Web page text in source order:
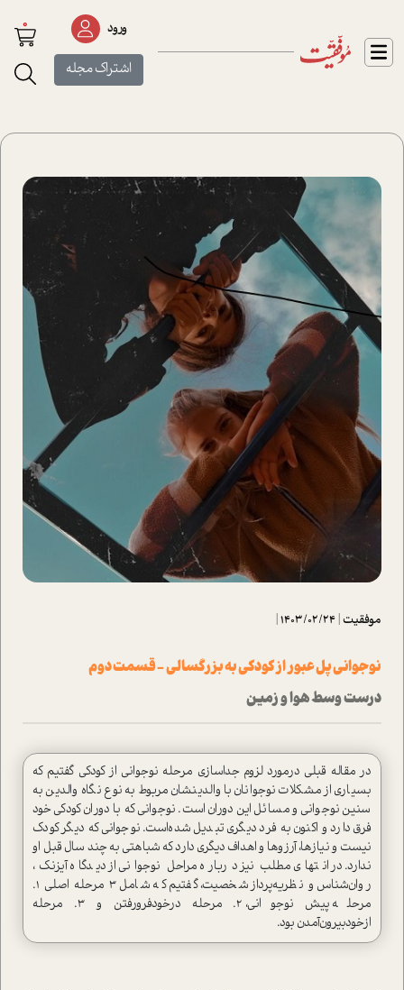
ورود
اشتراک مجله
0
موفقیت|
1403/02/24
|
نوجوانی پل عبور از کودکی به بزرگسالی - قسمت دوم
درست وسط هوا و زمین
در مقاله قبلی درمورد لزوم جداسازی مرحله‌ نوجوانی از کودکی گفتیم که
بسیاری از مشکلات نوجوانان با والدینشان مربوط به نوع نگاه والدین به
سنین نوجوانی و مسائل این دوران است. نوجوانی که با دوران کودکی خود
فرق دارد و اکنون به فرد دیگری تبدیل شده‌است. نوجوانی که دیگر کودک
نیست و نیازها، آرزو‌ها و اهداف دیگری دارد که شباهتی به چند سال قبل او
ندارد. در انتهای مطلب نیز درباره مراحل نوجوانی از دیدگاه آیزنک،
روان‌شناس و نظریه‌پرداز شخصیت، گفتیم که شامل ۳ مرحله‌ اصلی ۱.
مرحله‌ پیش نوجوانی، ۲. مرحله‌ درخودفرورفتن و ۳. مرحله‌
ازخودبیرون‌آمدن بود.